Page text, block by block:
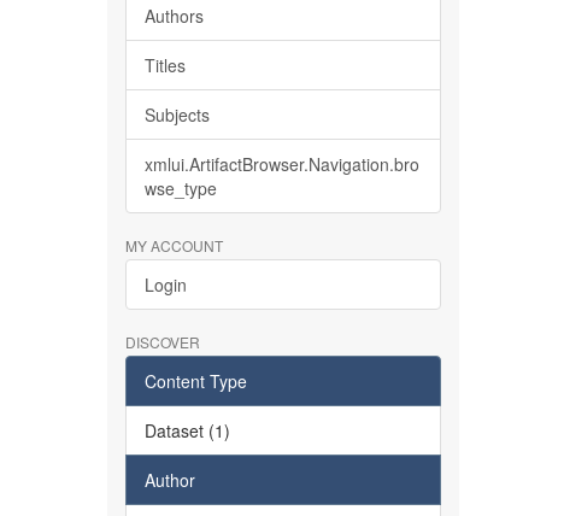
Authors
Titles
Subjects
xmlui.ArtifactBrowser.Navigation.bro
wse_type
MY ACCOUNT
Login
DISCOVER
Content Type
Dataset (1)
Author